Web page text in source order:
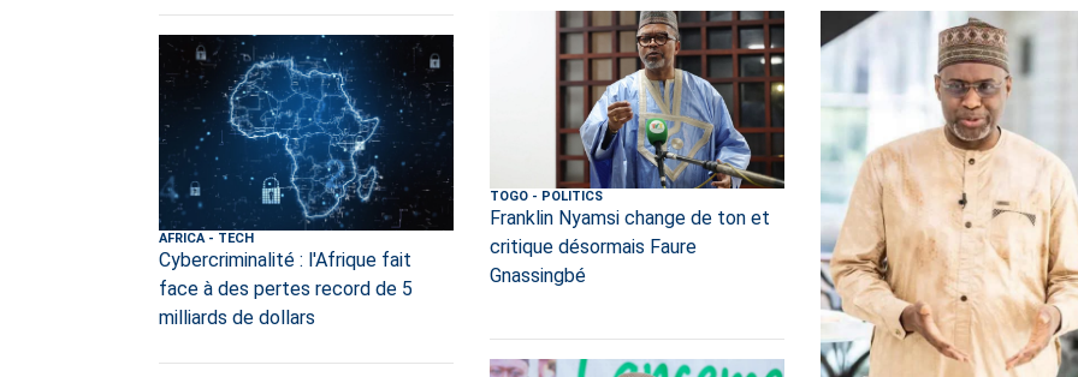
AFRICA- TECH
Cybercriminalité : l'Afrique fait
face à des pertes record de 5
milliards de dollars
TOGO- POLITICS
Franklin Nyamsi change de ton et
critique désormais Faure
Gnassingbé